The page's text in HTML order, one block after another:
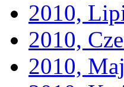
2010,
2010,
2010, Maj